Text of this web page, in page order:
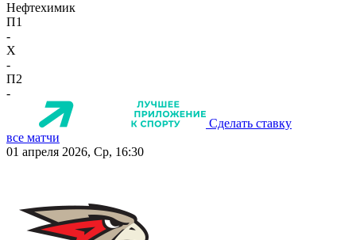
Нефтехимик
П1
-
X
-
П2
-
Сделать ставку
все матчи
01 апреля 2026, Ср, 16:30